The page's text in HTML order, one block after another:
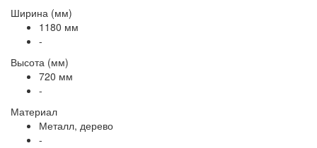
Ширина (мм)
1180 мм
-
Высота (мм)
720 мм
-
Материал
Металл, дерево
-